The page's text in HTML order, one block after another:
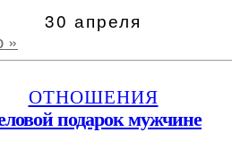
30 апреля
»
ОТНОШЕНИЯ
подарок мужчине